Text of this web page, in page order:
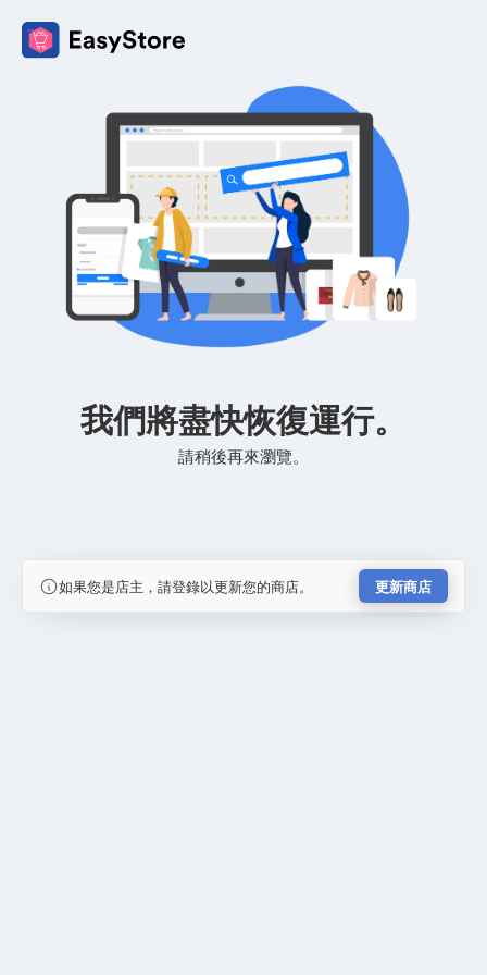
我們將盡快恢復運行。
請稍後再來瀏覽。
如果您是店主，請登錄以更新您的商店。 更新商店